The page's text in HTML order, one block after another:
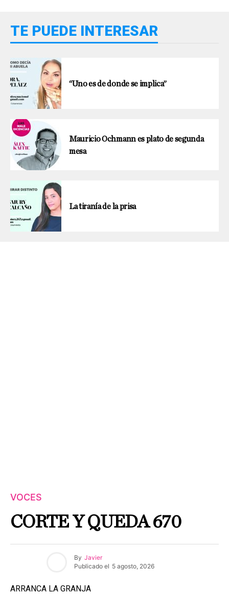
TE PUEDE INTERESAR
“Uno es de donde se implica”
Mauricio Ochmann es plato de segunda
mesa
La tiranía de la prisa
VOCES
CORTE Y QUEDA 670
By Javier
Publicado el 5 agosto, 2026
ARRANCA LA GRANJA